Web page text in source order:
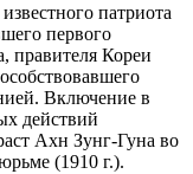
патриота
первого
правителя Кореи
Включение в
действий
Ахн Зунг-Гуна во
(1910 г.).